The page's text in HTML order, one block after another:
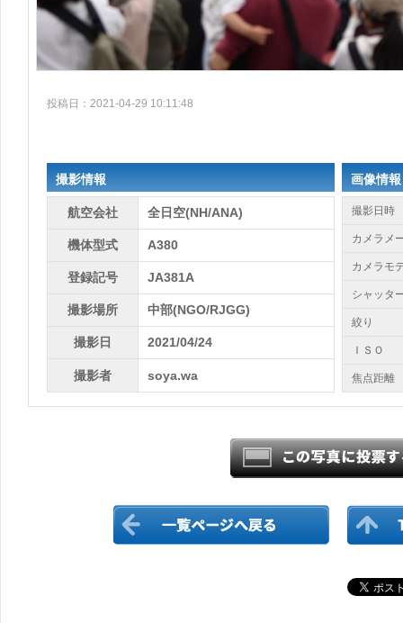
投稿日：2021-04-29 10:11:48
撮影情報
航空会社 全日空(NH/ANA)
機体型式 A380
登録記号 JA381A
撮影場所 中部(NGO/RJGG)
撮影日 2021/04/24
撮影者 soya.wa
画像情報
撮影日時
カメラメ
カメラモ
シャッタ
絞り
ＩＳＯ
焦点距離